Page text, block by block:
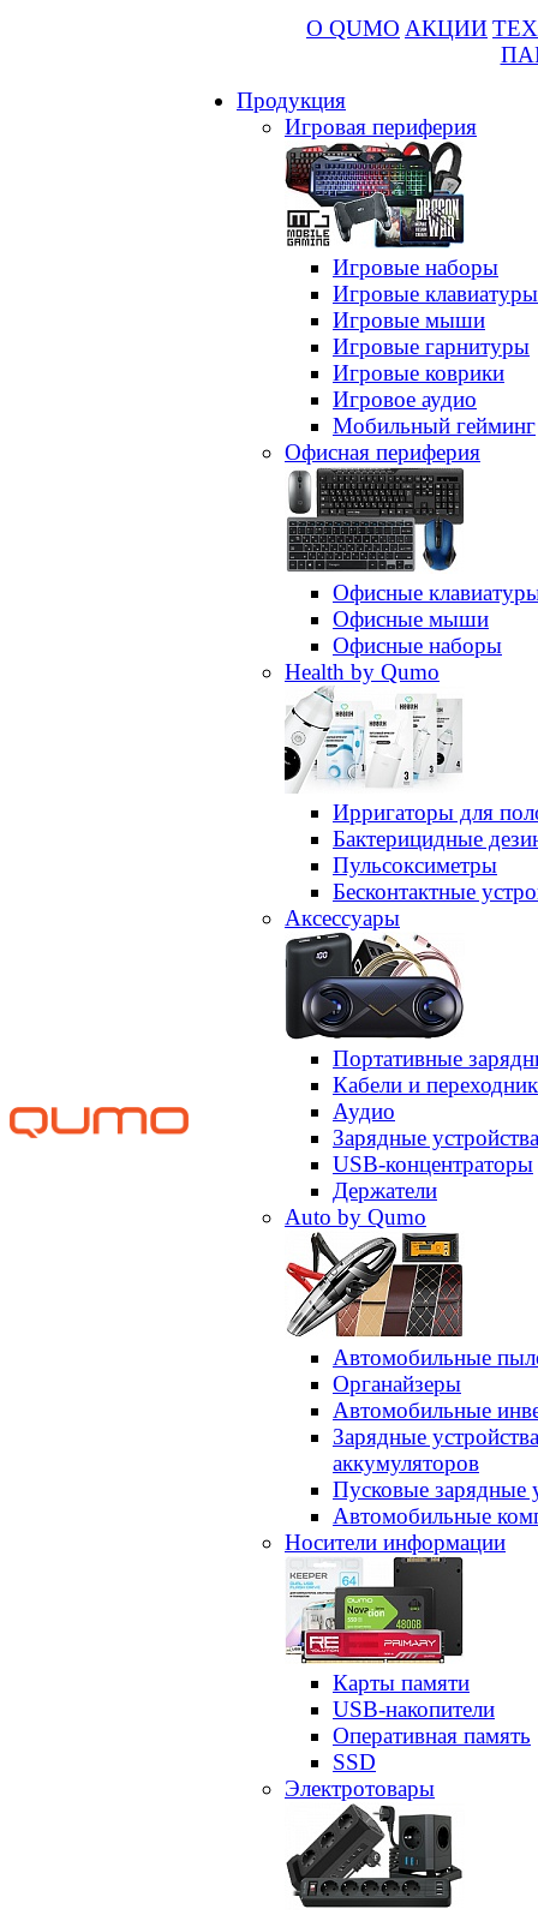
О QUMO АКЦИИ
Продукция
Игровая периферия
Игровые наборы
Игровые клавиатуры
Игровые мыши
Игровые гарнитуры
Игровые коврики
Игровое аудио
Мобильный гейминг
Офисная периферия
Офисные
Офисные мыши
Офисные наборы
Health by Qumo
Ирригаторы для
Бактерицидные
Пульсоксиметры
Бесконтактные
Аксессуары
Портативные
Кабели и
Аудио
Зарядные устройства
USB-концентраторы
Держатели
Auto by Qumo
Автомобильные
Органайзеры
Автомобильные
Зарядные
аккумуляторов
Пусковые зарядные
Автомобильные
Носители информации
Карты памяти
USB-накопители
Оперативная память
SSD
Электротовары